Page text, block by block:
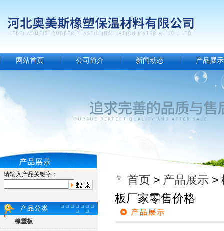
网站首页 公司简介 新闻动态 产品展示
请输入产品关键字：
橡塑板
首页 > 产品展示 >
板厂家零售价格